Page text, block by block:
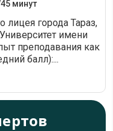
минут
лицея города Тараз,
имени
преподавания как
балл):...